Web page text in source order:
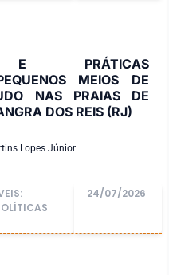
E PRÁTICAS
MEIOS DE
NAS PRAIAS DE
DOS REIS (RJ)
Lopes Júnior
24/07/2026